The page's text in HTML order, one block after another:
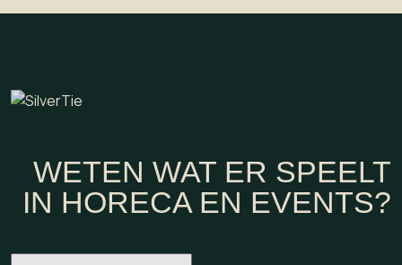
WETEN WAT ER SPEELT
IN HORECA EN EVENTS?